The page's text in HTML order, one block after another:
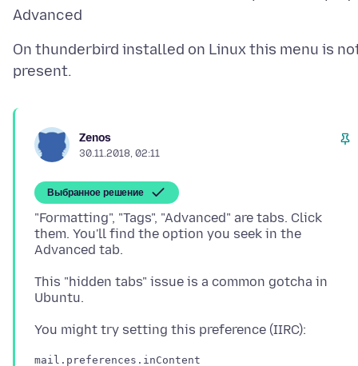
On thunderbird installed on Linux this menu is
Zenos
30.11.2018, 02:11
Выбранное решение
"Formatting", "Tags", "Advanced" are tabs. Click
them. You'll find the option you seek in the
This "hidden tabs" issue is a common gotcha in